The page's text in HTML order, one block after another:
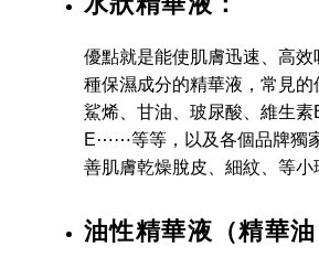
優點就是能使肌膚迅速、高效
種保濕成分的精華液，常見的
鯊烯、甘油、玻尿酸、維生素
E⋯⋯等等，以及各個品牌獨
善肌膚乾燥脫皮、細紋、等小
油性精華液（精華油